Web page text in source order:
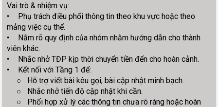
Vai trò & nhiệm vụ:
•
Phụ trách điều phối thông tin theo khu vực hoặc theo
mảng việc cụ thể.
•
Nắm rõ quy định của nhóm nhằm hướng dẫn cho thành
viên khác.
•
Nhắc nhở TĐP kịp thời chuyển tiền đến cho hoàn cảnh.
•
Kết nối với Tầng 1 để:
○
Hỗ trợ viết bài kêu gọi, bài cập nhật minh bạch.
○
Nhắc nhở tiến độ cập nhật khi cần.
○
Phối hợp xử lý các thông tin chưa rõ ràng hoặc hoàn